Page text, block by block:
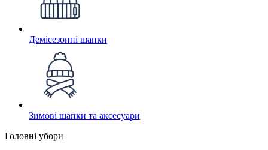
Демісезонні шапки
Зимові шапки та аксесуари
Головні убори